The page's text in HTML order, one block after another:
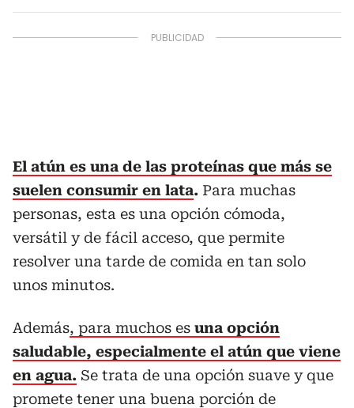
El atún es una de las proteínas que más se
suelen consumir en lata. Para muchas
personas, esta es una opción cómoda,
versátil y de fácil acceso, que permite
resolver una tarde de comida en tan solo
unos minutos.
Además, para muchos es una opción
saludable, especialmente el atún que viene
en agua. Se trata de una opción suave y que
promete tener una buena porción de